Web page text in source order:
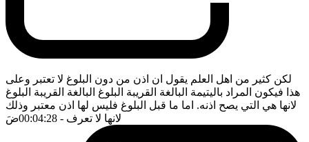
لكن كثير من اهل العلم يقول ان اذن من دون البلوغ لا تعتبر وعلى
هذا فيكون المراد باليتيمة البالغة القريبة البلوغ البالغة القريبة البلوغ
لانها هي التي يصح اذنه. اما ما قبل البلوغ فليس لها اذن معتبر وذلك
لانها لا تعرف - 00:04:28 ضَ